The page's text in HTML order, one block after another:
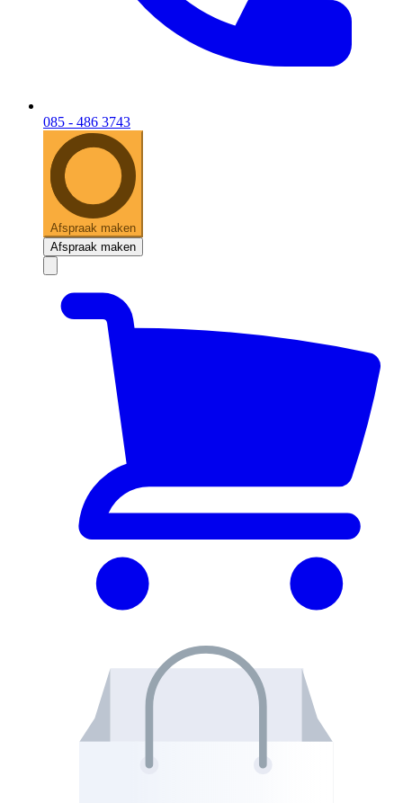
085 - 486 3743
Afspraak maken
Afspraak maken